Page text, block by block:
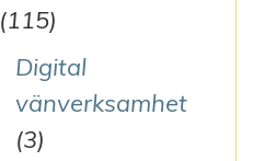
(115)
Digital
vänverksamhet
(3)